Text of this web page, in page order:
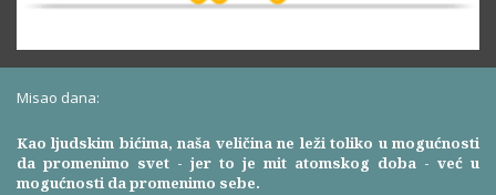
Misao dana:
Kao ljudskim bićima, naša veličina ne leži toliko u mogućnosti
da promenimo svet - jer to je mit atomskog doba - već u
mogućnosti da promenimo sebe.